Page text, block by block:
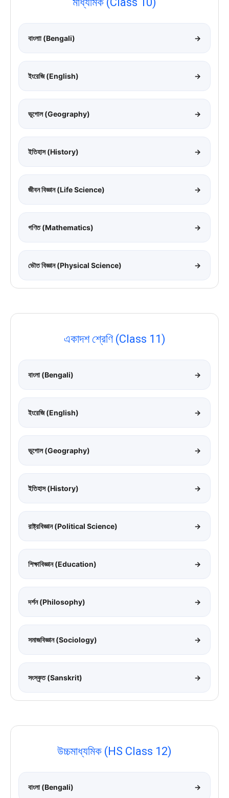
বাংলাা (Bengali) →
ইংরেজি (English) →
ভূগোল (Geography) →
ইতিহাস (History) →
জীবন বিজ্ঞান (Life Science) →
গণিত (Mathematics) →
ভৌত বিজ্ঞান (Physical Science) →
একাদশ শ্রেণি (Class 11)
বাংলা (Bengali) →
ইংরেজি (English) →
ভূগোল (Geography) →
ইতিহাস (History) →
রাষ্ট্রবিজ্ঞান (Political Science) →
শিক্ষাবিজ্ঞান (Education) →
দর্শন (Philosophy) →
সমাজবিজ্ঞান (Sociology) →
সংস্কৃত (Sanskrit) →
উচ্চমাধ্যমিক (HS Class 12)
বাংলা (Bengali) →